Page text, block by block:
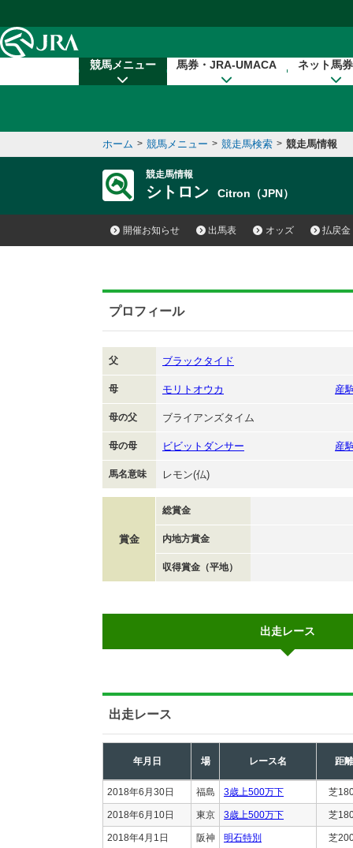
競馬メニュー 馬券・JRA-UMACA ネット馬
ホーム > 競馬メニュー > 競走馬検索 > 競走馬情報
競走馬情報
シトロン Citron（JPN）
開催お知らせ 出馬表 オッズ 払戻金
プロフィール
父 ブラックタイド
母 モリトオウカ 産
母の父 ブライアンズタイム
母の母 ビビットダンサー 産
馬名意味 レモン(仏)
賞金
総賞金
内地方賞金
収得賞金（平地）
出走レース
出走レース
年月日 場 レース名 距離
2018年6月30日 福島 3歳上500万下 芝
2018年6月10日 東京 3歳上500万下 芝
2018年4月1日 阪神 明石特別 芝